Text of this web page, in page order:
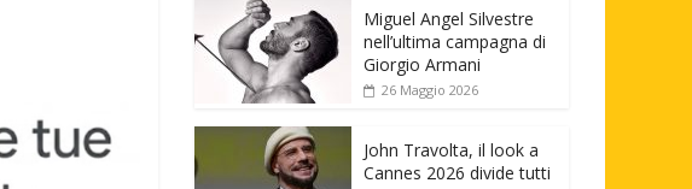
Miguel Angel Silvestre
nell’ultima campagna di
Giorgio Armani
26 Maggio 2026
John Travolta, il look a
Cannes 2026 divide tutti